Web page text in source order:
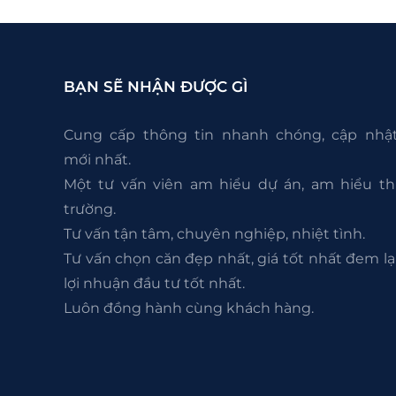
BẠN SẼ NHẬN ĐƯỢC GÌ
Cung cấp thông tin nhanh chóng, cập
mới nhất.
Một tư vấn viên am hiểu dự án, am hiểu
trường.
Tư vấn tận tâm, chuyên nghiệp, nhiệt tình.
Tư vấn chọn căn đẹp nhất, giá tốt nhất đem
lợi nhuận đầu tư tốt nhất.
Luôn đồng hành cùng khách hàng.